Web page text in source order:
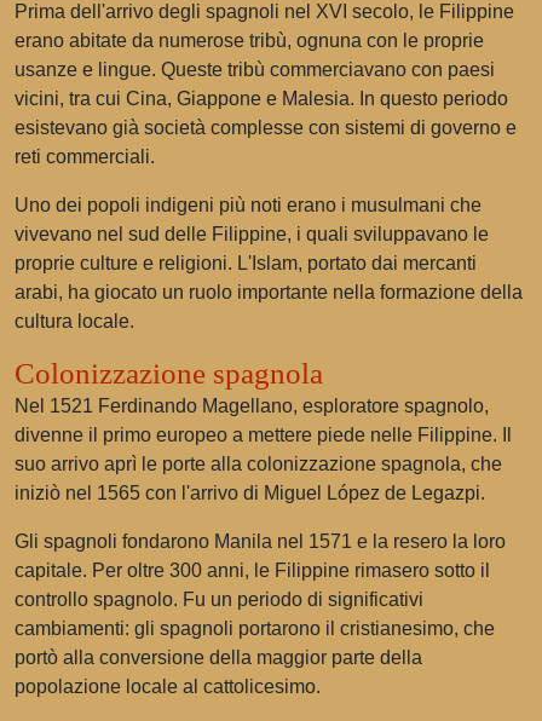
Prima dell'arrivo degli spagnoli nel XVI secolo, le Filippine
erano abitate da numerose tribù, ognuna con le proprie
usanze e lingue. Queste tribù commerciavano con paesi
vicini, tra cui Cina, Giappone e Malesia. In questo periodo
esistevano già società complesse con sistemi di governo e
reti commerciali.
Uno dei popoli indigeni più noti erano i musulmani che
vivevano nel sud delle Filippine, i quali sviluppavano le
proprie culture e religioni. L'Islam, portato dai mercanti
arabi, ha giocato un ruolo importante nella formazione della
cultura locale.
Colonizzazione spagnola
Nel 1521 Ferdinando Magellano, esploratore spagnolo,
divenne il primo europeo a mettere piede nelle Filippine. Il
suo arrivo aprì le porte alla colonizzazione spagnola, che
iniziò nel 1565 con l'arrivo di Miguel López de Legazpi.
Gli spagnoli fondarono Manila nel 1571 e la resero la loro
capitale. Per oltre 300 anni, le Filippine rimasero sotto il
controllo spagnolo. Fu un periodo di significativi
cambiamenti: gli spagnoli portarono il cristianesimo, che
portò alla conversione della maggior parte della
popolazione locale al cattolicesimo.